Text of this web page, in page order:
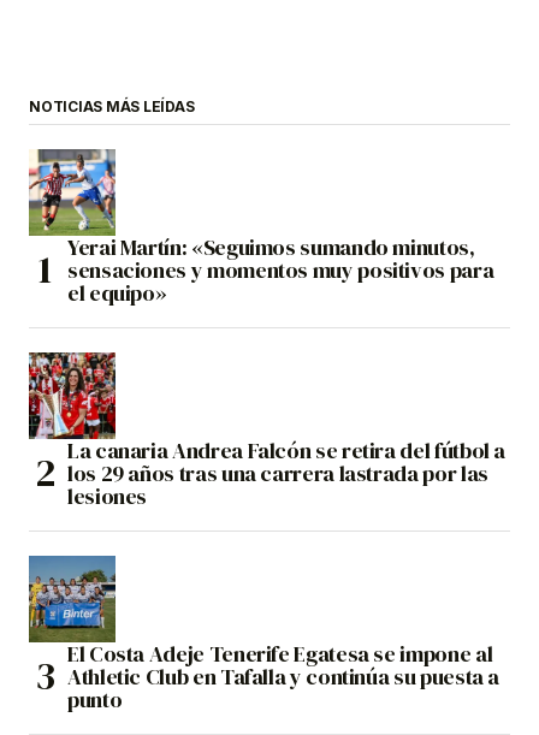
NOTICIAS MÁS LEÍDAS
Yerai Martín: «Seguimos sumando minutos,
sensaciones y momentos muy positivos para
el equipo»
La canaria Andrea Falcón se retira del fútbol a
los 29 años tras una carrera lastrada por las
lesiones
El Costa Adeje Tenerife Egatesa se impone al
Athletic Club en Tafalla y continúa su puesta a
punto